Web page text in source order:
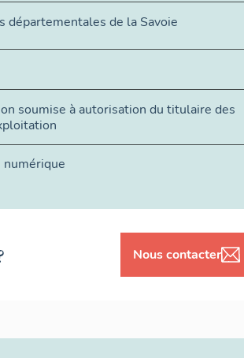
départementales de la Savoie
soumise à autorisation du titulaire des
Nous contacter